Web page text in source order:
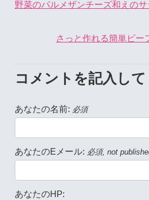
野菜のパルメザンチーズ和えの
さっと作れる簡単ビー
コメントを記入し
あなたの名前: 必須
あなたのEメール: 必須, not
あなたのHP: